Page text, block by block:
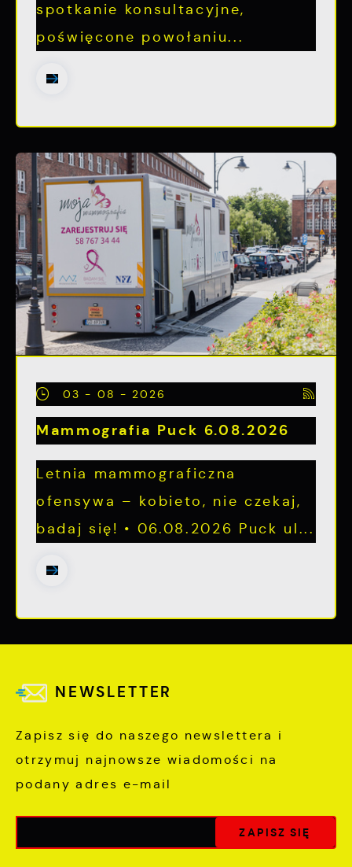
spotkanie konsultacyjne,
poświęcone powołaniu...
03 - 08 - 2026
Mammografia Puck 6.08.2026
Letnia mammograficzna
ofensywa – kobieto, nie czekaj,
badaj się! • 06.08.2026 Puck ul...
NEWSLETTER
Zapisz się do naszego newslettera i
otrzymuj najnowsze wiadomości na
podany adres e-mail